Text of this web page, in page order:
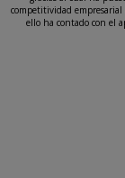
competitividad
ello ha contado con el